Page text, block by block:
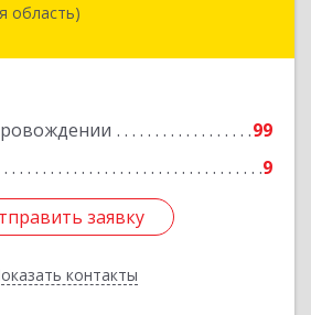
область)
99
9
заявку
контакты
обл, Донецк г, 60-й кв-л,
заявку
Назад